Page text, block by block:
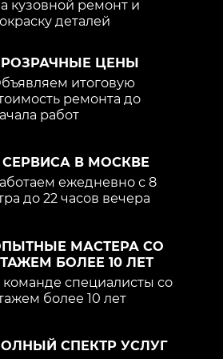
кузовной ремонт и
деталей
ЦЕНЫ
итоговую
ремонта до
работ
СЕРВИСА В МОСКВЕ
ежедневно с 8
до 22 часов вечера
МАСТЕРА СО
БОЛЕЕ 10 ЛЕТ
команде специалисты со
более 10 лет
СПЕКТР УСЛУГ